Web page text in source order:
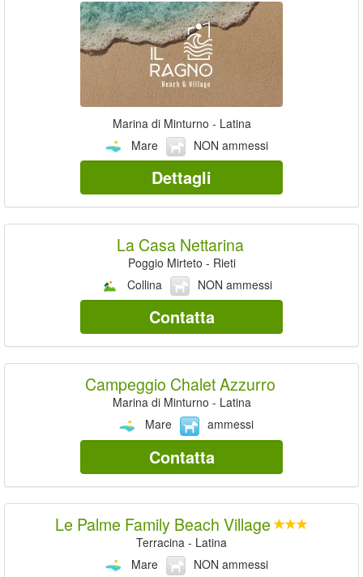
Marina di Minturno - Latina
Mare
NON ammessi
Dettagli
La Casa Nettarina
Poggio Mirteto - Rieti
Collina
NON ammessi
Contatta
Campeggio Chalet Azzurro
Marina di Minturno - Latina
Mare
ammessi
Contatta
Le Palme Family Beach Village
Terracina - Latina
Mare
NON ammessi